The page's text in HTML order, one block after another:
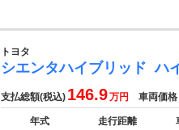
トヨタ
シエンタハイブリッド ハ
支払総額(税込) 146.9万円 車両価格
年式 走行距離